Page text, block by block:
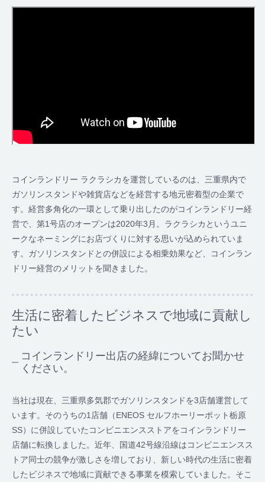
コインランドリー ラクラシカを運営しているのは、三重県内で
ガソリンスタンドや雑貨店などを経営する地元密着型の企業で
す。経営多角化の一環として乗り出したのがコインランドリー経
営で、第1号店のオープンは2020年3月。ラクラシカというユニ
ークなネーミングにお店づくりに対する思いが込められていま
す。ガソリンスタンドとの併設による相乗効果など、コインラン
ドリー経営のメリットを聞きました。
生活に密着したビジネスで地域に貢献し
たい
コインランドリー出店の経緯についてお聞かせ
ください。
当社は現在、三重県多気郡でガソリンスタンドを3店舗運営して
います。そのうちの1店舗（ENEOS セルフホーリーポット栃原
SS）に併設していたコンビニエンスストアをコインランドリー
店舗に転換しました。近年、国道42号線沿線はコンビニエンスス
トア同士の競争が激しさを増しており、新しい時代の生活に密着
したビジネスで地域に貢献できる事業を模索していました。そこ